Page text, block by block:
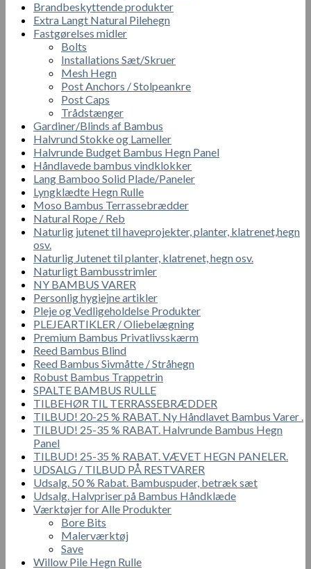
Brandbeskyttende produkter
Extra Langt Natural Pilehegn
Fastgørelses midler
Bolts
Installations Sæt/Skruer
Mesh Hegn
Post Anchors / Stolpeankre
Post Caps
Trådstænger
Gardiner/Blinds af Bambus
Halvrund Stokke og Lameller
Halvrunde Budget Bambus Hegn Panel
Håndlavede bambus vindklokker
Lang Bamboo Solid Plade/Paneler
Lyngklædte Hegn Rulle
Moso Bambus Terrassebrædder
Natural Rope / Reb
Naturlig jutenet til haveprojekter, planter, klatrenet,hegn
osv.
Naturlig Jutenet til planter, klatrenet, hegn osv.
Naturligt Bambusstrimler
NY BAMBUS VARER
Personlig hygiejne artikler
Pleje og Vedligeholdelse Produkter
PLEJEARTIKLER / Oliebelægning
Premium Bambus Privatlivsskærm
Reed Bambus Blind
Reed Bambus Sivmåtte / Stråhegn
Robust Bambus Trappetrin
SPALTE BAMBUS RULLE
TILBEHØR TIL TERRASSEBRÆDDER
TILBUD! 20-25 % RABAT. Ny Håndlavet Bambus Varer .
TILBUD! 25-35 % RABAT. Halvrunde Bambus Hegn
Panel
TILBUD! 25-35 % RABAT. VÆVET HEGN PANELER.
UDSALG / TILBUD PÅ RESTVARER
Udsalg. 50 % Rabat. Bambuspuder, betræk sæt
Udsalg. Halvpriser på Bambus Håndklæde
Værktøjer for Alle Produkter
Bore Bits
Malerværktøj
Save
Willow Pile Hegn Rulle